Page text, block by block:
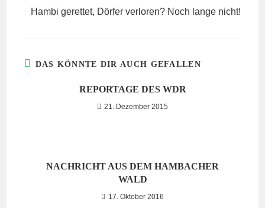
Hambi gerettet, Dörfer verloren? Noch lange nicht!
DAS KÖNNTE DIR AUCH GEFALLEN
REPORTAGE DES WDR
21. Dezember 2015
NACHRICHT AUS DEM HAMBACHER
WALD
17. Oktober 2016